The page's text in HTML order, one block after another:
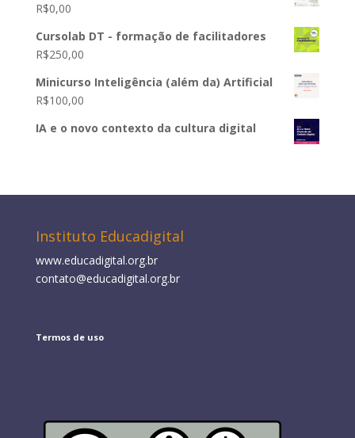
R$0,00
Cursolab DT - formação de facilitadores
R$250,00
Minicurso Inteligência (além da) Artificial
R$100,00
IA e o novo contexto da cultura digital
Instituto Educadigital
www.educadigital.org.br
contato@educadigital.org.br
Termos de uso